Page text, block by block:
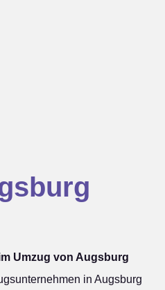
Umzug von Augsburg
in Augsburg